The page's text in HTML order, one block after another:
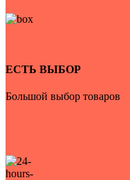
ЕСТЬ ВЫБОР
Большой выбор товаров